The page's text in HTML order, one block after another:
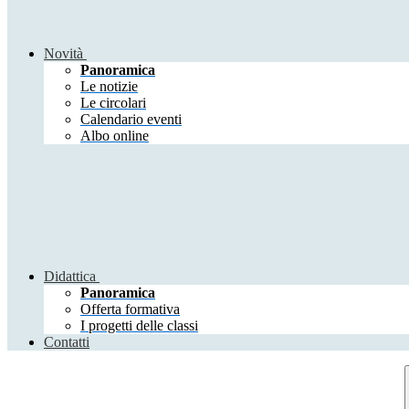
Novità
Panoramica
Le notizie
Le circolari
Calendario eventi
Albo online
Didattica
Panoramica
Offerta formativa
I progetti delle classi
Contatti